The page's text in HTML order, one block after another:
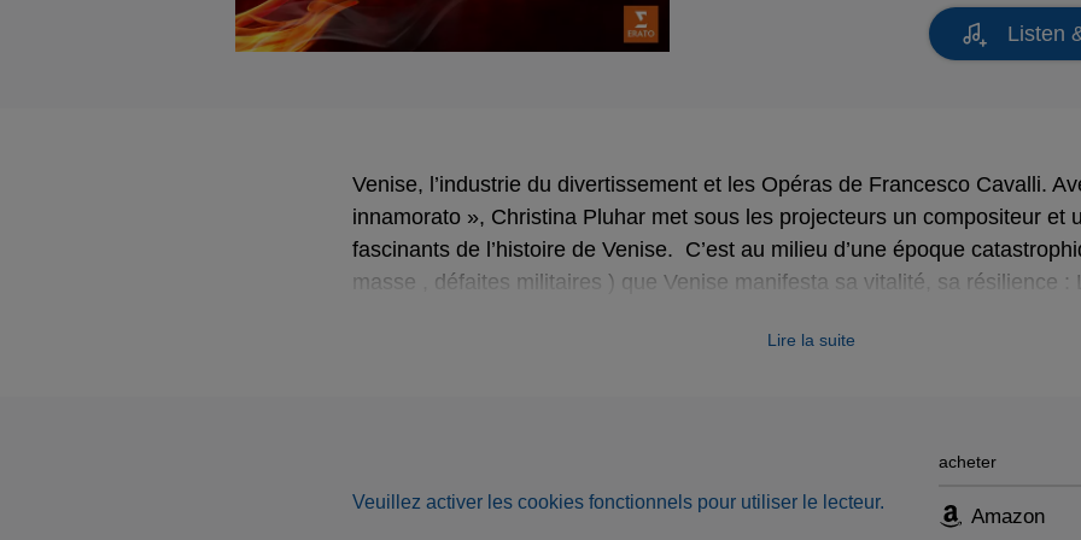
Listen
Venise, l’industrie du divertissement et les Opéras de Francesco Cavalli.
innamorato », Christina Pluhar met sous les projecteurs un compositeur et
fascinants de l’histoire de Venise. C’est au milieu d’une époque
masse , défaites militaires ) que Venise manifesta sa vitalité, sa résilience :
opéra voulu par l’aristocratie, firent de Venise le Las Vegas de l’Europe du
Soler, Kapsberger…), le tout présenté dans un livre-disque somptueux.
Lire la suite
Veuillez activer les cookies fonctionnels pour utiliser le lecteur.
acheter
Amazon